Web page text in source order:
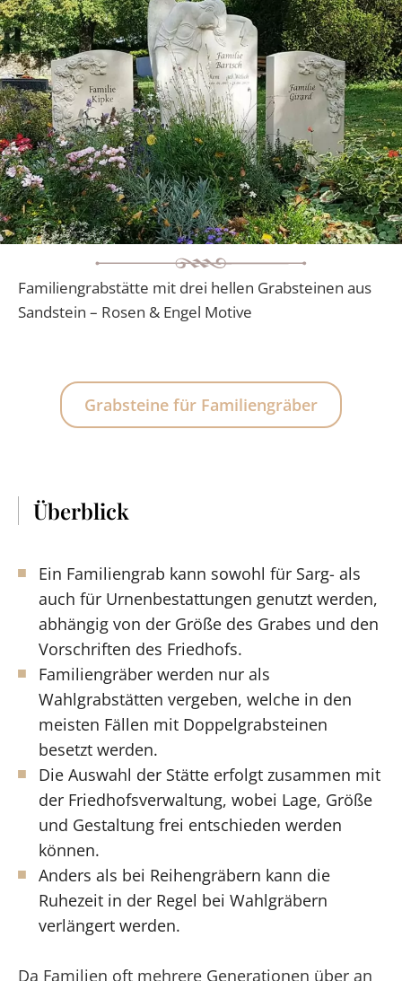
Familiengrabstätte mit drei hellen Grabsteinen aus
Sandstein – Rosen & Engel Motive
Grabsteine für Familiengräber
Überblick
Ein Familiengrab kann sowohl für Sarg- als
auch für Urnenbestattungen genutzt werden,
abhängig von der Größe des Grabes und den
Vorschriften des Friedhofs.
Familiengräber werden nur als
Wahlgrabstätten vergeben, welche in den
meisten Fällen mit Doppelgrabsteinen
besetzt werden.
Die Auswahl der Stätte erfolgt zusammen mit
der Friedhofsverwaltung, wobei Lage, Größe
und Gestaltung frei entschieden werden
können.
Anders als bei Reihengräbern kann die
Ruhezeit in der Regel bei Wahlgräbern
verlängert werden.
Da Familien oft mehrere Generationen über an